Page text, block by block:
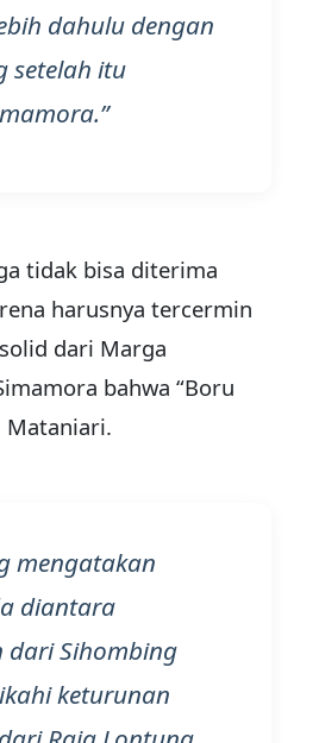
dahulu dengan
setelah itu
tidak bisa diterima
harusnya tercermin
dari Marga
bahwa “Boru
Mataniari.
mengatakan
diantara
dari Sihombing
keturunan